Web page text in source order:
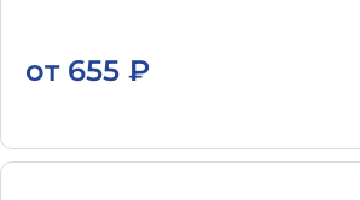
от 655 ₽